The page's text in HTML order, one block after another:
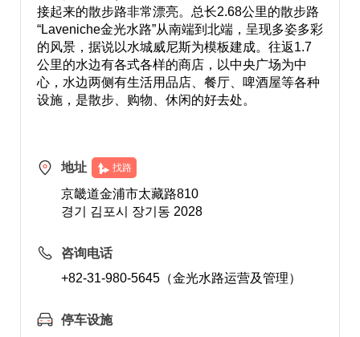
接起来的散步路非常漂亮。总长2.68公里的散步路
“Laveniche金光水路”从南端到北端，呈现多姿多彩
的风景，据说以水城威尼斯为模板建成。往返1.7
公里的水边有各式各样的商店，以中央广场为中
心，水边两侧有生活用品店、餐厅、啤酒屋等各种
设施，是散步、购物、休闲的好去处。
地址 找路
京畿道金浦市太藏路810
경기 김포시 장기동 2028
咨询电话
+82-31-980-5645（金光水路运营及管理）
停车设施